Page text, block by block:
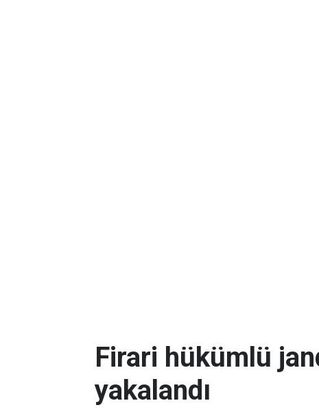
Firari hükümlü
yakalandı